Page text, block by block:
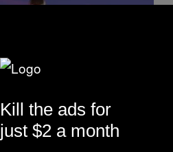
Kill the ads for
just $2 a month